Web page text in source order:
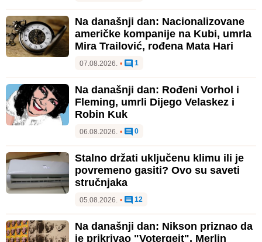
Na današnji dan: Nacionalizovane
američke kompanije na Kubi, umrla
Mira Trailović, rođena Mata Hari
07.08.2026. • 1
Na današnji dan: Rođeni Vorhol i
Fleming, umrli Dijego Velaskez i
Robin Kuk
06.08.2026. • 0
Stalno držati uključenu klimu ili je
povremeno gasiti? Ovo su saveti
stručnjaka
05.08.2026. • 12
Na današnji dan: Nikson priznao da
je prikrivao "Votergejt", Merlin